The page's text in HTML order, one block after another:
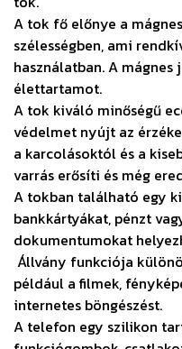
A tok fő előnye a
szélességben, ami
használatban. A
élettartamot.
A tok kiváló minőségű
védelmet nyújt az
a karcolásoktól és a
varrás erősíti és még
A tokban található egy
bankkártyákat, pénzt
dokumentumokat
Állvány funkciója
például a filmek,
internetes böngészést.
A telefon egy szilikon